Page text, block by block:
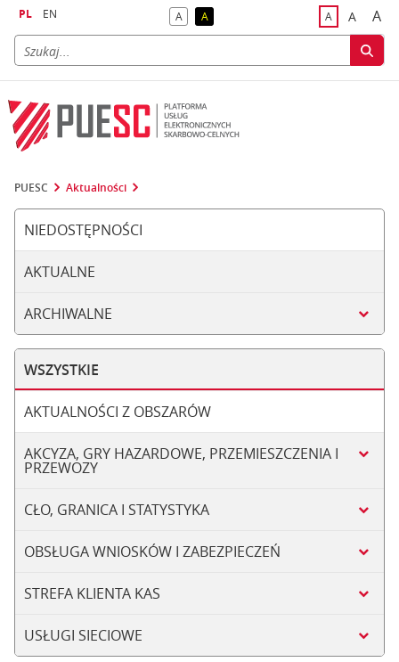
PL EN Akontrast domyślny
Akontrast żółty tekst na czarnym tle
Adomyślna
A A
PUESC Aktualności
NIEDOSTĘPNOŚCI
AKTUALNE
ARCHIWALNE
WSZYSTKIE
AKTUALNOŚCI Z OBSZARÓW
AKCYZA, GRY HAZARDOWE, PRZEMIESZCZENIA I
PRZEWOZY
CŁO, GRANICA I STATYSTYKA
OBSŁUGA WNIOSKÓW I ZABEZPIECZEŃ
STREFA KLIENTA KAS
USŁUGI SIECIOWE